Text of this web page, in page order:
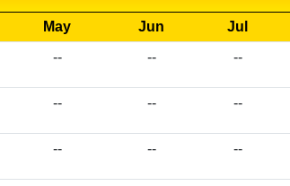
May Jun Jul
-- -- --
-- -- --
-- -- --